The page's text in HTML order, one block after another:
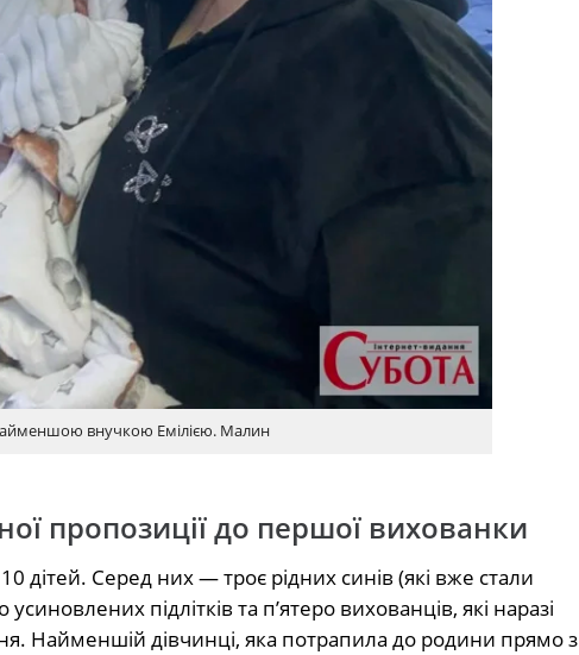
внучкою Емілією. Малин
пропозиції до першої вихованки
дітей. Серед них — троє рідних синів (які вже стали
підлітків та п’ятеро вихованців, які наразі
Найменшій дівчинці, яка потрапила до родини прямо з